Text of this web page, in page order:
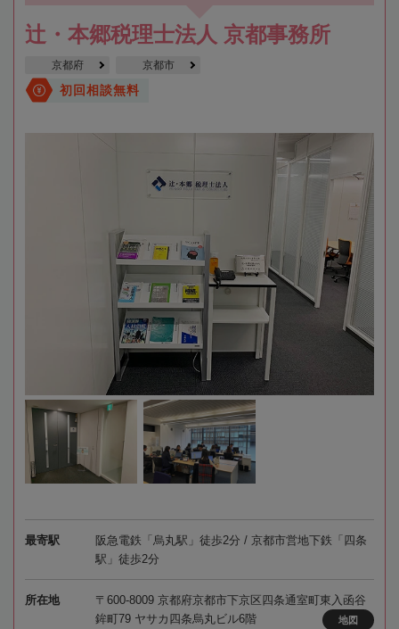
辻・本郷税理士法人 京都事務所
京都府 京都市
初回相談無料
最寄駅
阪急電鉄「烏丸駅」徒歩2分 / 京都市営地下鉄「四条
駅」徒歩2分
所在地
〒600-8009 京都府京都市下京区四条通室町東入函谷
鉾町79 ヤサカ四条烏丸ビル6階
地図